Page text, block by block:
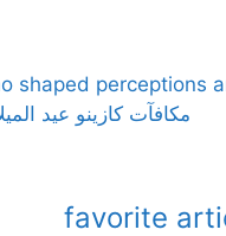
shaped perceptions
مكافآت كازينو عيد
favorite